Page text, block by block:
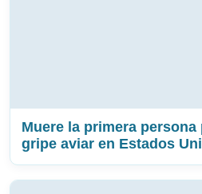
Muere la primera
gripe aviar en Estados